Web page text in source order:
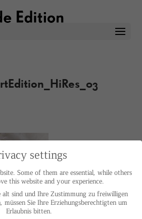
settings
Some of them are essential, while others
this website and your experience.
alt sind und Ihre Zustimmung zu freiwilligen
müssen Sie Ihre Erziehungsberechtigten um
Erlaubnis bitten.